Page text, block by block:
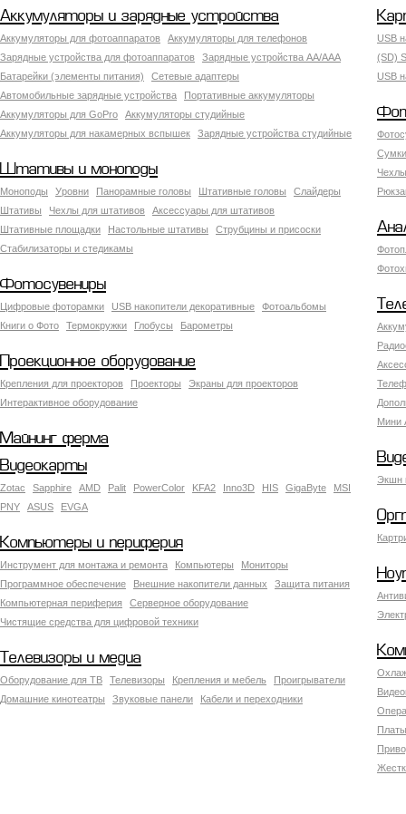
Аккумуляторы и зарядные устройства
Аккумуляторы для фотоаппаратов
Аккумуляторы для телефонов
Зарядные устройства для фотоаппаратов
Зарядные устройства AA/AAA
Батарейки (элементы питания)
Сетевые адаптеры
Автомобильные зарядные устройства
Портативные аккумуляторы
Аккумуляторы для GoPro
Аккумуляторы студийные
Аккумуляторы для накамерных вспышек
Зарядные устройства студийные
USB
(SD)
USB
Штативы и моноподы
Моноподы Уровни Панорамные головы Штативные головы
Слайдеры
Штативы
Чехлы для штативов
Аксессуары для штативов
Штативные площадки
Настольные штативы
Струбцины и присоски
Стабилизаторы и стедикамы
Фотосувениры
Цифровые фоторамки USB накопители декоративные
Фотоальбомы
Книги о Фото
Термокружки Глобусы Барометры
Мини
Проекционное оборудование
Крепления для проекторов Проекторы
Экраны для проекторов
Интерактивное оборудование
Майнинг ферма
Экшн
Видеокарты
Zotac Sapphire AMD Palit PowerColor KFA2 Inno3D HIS GigaByte
MSI
PNY
ASUS EVGA
Компьютеры и периферия
Инструмент для монтажа и ремонта Компьютеры
Мониторы
Программное обеспечение
Внешние накопители данных
Защита питания
Компьютерная периферия
Серверное оборудование
Чистящие средства для цифровой техники
Телевизоры и медиа
Оборудование для ТВ Телевизоры Крепления и мебель
Проигрыватели
Домашние кинотеатры
Звуковые панели Кабели и переходники